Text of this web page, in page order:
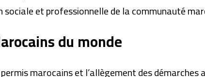
et professionnelle de la communauté
du monde
marocains et l’allègement des